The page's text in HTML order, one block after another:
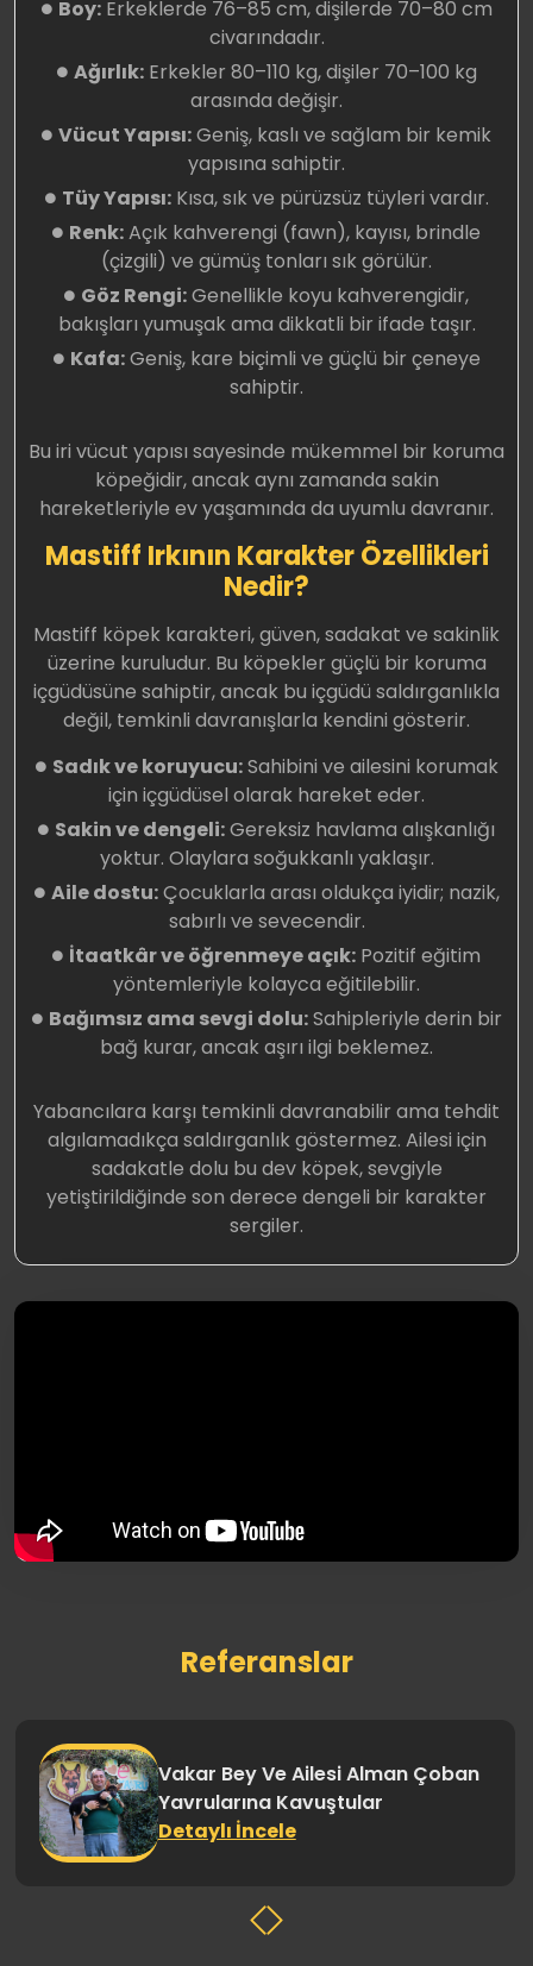
Boy:Erkeklerde 76–85 cm, dişilerde 70–80 cm
civarındadır.
Ağırlık:Erkekler 80–110 kg, dişiler 70–100 kg
arasında değişir.
Vücut Yapısı:Geniş, kaslı ve sağlam bir kemik
yapısına sahiptir.
Tüy Yapısı:Kısa, sık ve pürüzsüz tüyleri vardır.
Renk:Açık kahverengi (fawn), kayısı, brindle
(çizgili) ve gümüş tonları sık görülür.
Göz Rengi:Genellikle koyu kahverengidir,
bakışları yumuşak ama dikkatli bir ifade taşır.
Kafa:Geniş, kare biçimli ve güçlü bir çeneye
sahiptir.
Bu iri vücut yapısı sayesinde mükemmel bir koruma
köpeğidir, ancak aynı zamanda sakin
hareketleriyle ev yaşamında da uyumlu davranır.
Mastiff Irkının Karakter Özellikleri
Nedir?
Mastiff köpek karakteri, güven, sadakat ve sakinlik
üzerine kuruludur. Bu köpekler güçlü bir koruma
içgüdüsüne sahiptir, ancak bu içgüdü saldırganlıkla
değil, temkinli davranışlarla kendini gösterir.
Sadık ve koruyucu:Sahibini ve ailesini korumak
için içgüdüsel olarak hareket eder.
Sakin ve dengeli:Gereksiz havlama alışkanlığı
yoktur. Olaylara soğukkanlı yaklaşır.
Aile dostu:Çocuklarla arası oldukça iyidir; nazik,
sabırlı ve sevecendir.
İtaatkâr ve öğrenmeye açık: Pozitif eğitim
yöntemleriyle kolayca eğitilebilir.
Bağımsız ama sevgi dolu:Sahipleriyle derin bir
bağ kurar, ancak aşırı ilgi beklemez.
Yabancılara karşı temkinli davranabilir ama tehdit
algılamadıkça saldırganlık göstermez. Ailesi için
sadakatle dolu bu dev köpek, sevgiyle
yetiştirildiğinde son derece dengeli bir karakter
sergiler.
Referanslar
Vakar Bey Ve Ailesi Alman Çoban
Yavrularına Kavuştular
Detaylı İncele